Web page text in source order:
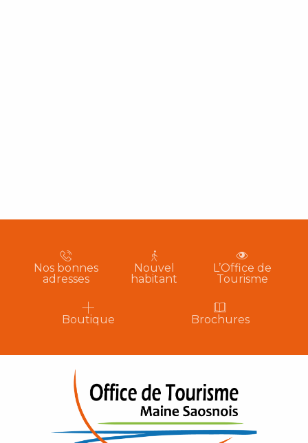
Nos bonnes
adresses
Nouvel
habitant
L’Office de
Tourisme
Boutique Brochures